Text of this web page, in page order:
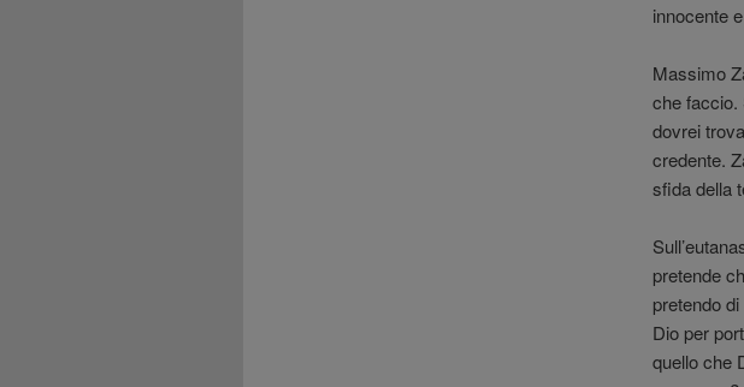
innocente
Massimo
che faccio.
dovrei
credente.
sfida della
pretende
pretendo
Dio per
quello che